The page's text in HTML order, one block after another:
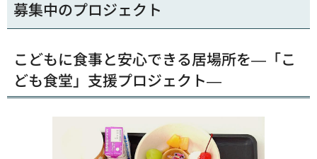
募集中のプロジェクト
こどもに食事と安心できる居場所を―「こ
ども食堂」支援プロジェクト―